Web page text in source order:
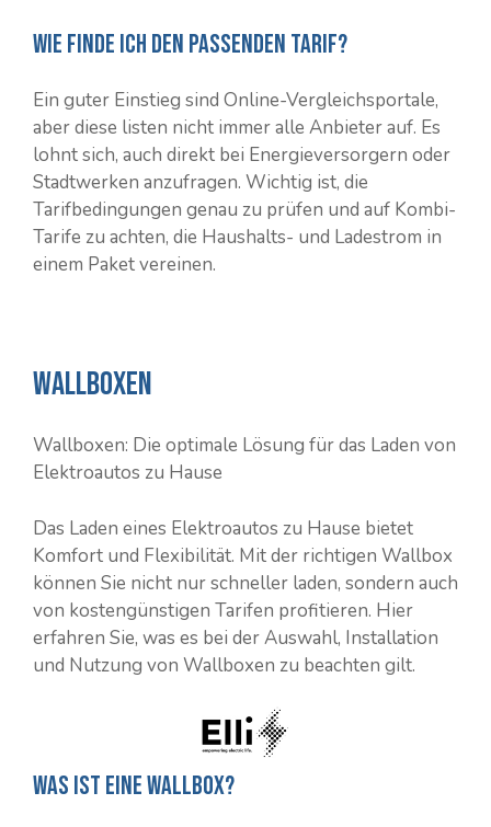
Wie finde ich den passenden Tarif?
Ein guter Einstieg sind Online-Vergleichsportale,
aber diese listen nicht immer alle Anbieter auf. Es
lohnt sich, auch direkt bei Energieversorgern oder
Stadtwerken anzufragen. Wichtig ist, die
Tarifbedingungen genau zu prüfen und auf Kombi-
Tarife zu achten, die Haushalts- und Ladestrom in
einem Paket vereinen.
Wallboxen
Wallboxen: Die optimale Lösung für das Laden von
Elektroautos zu Hause
Das Laden eines Elektroautos zu Hause bietet
Komfort und Flexibilität. Mit der richtigen Wallbox
können Sie nicht nur schneller laden, sondern auch
von kostengünstigen Tarifen profitieren. Hier
erfahren Sie, was es bei der Auswahl, Installation
und Nutzung von Wallboxen zu beachten gilt.
Was ist eine Wallbox?